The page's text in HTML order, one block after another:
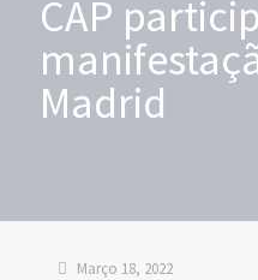
CAP
Madrid
Março 18, 2022